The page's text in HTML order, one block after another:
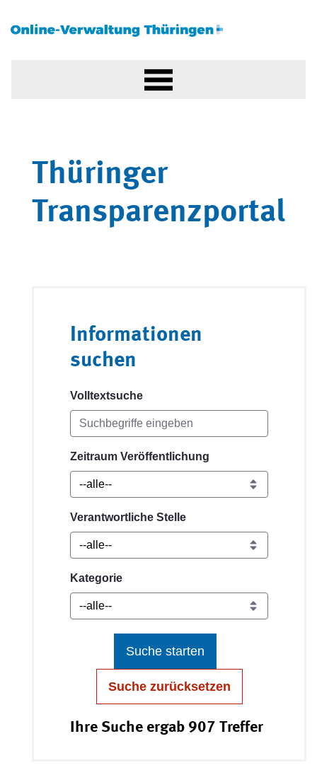
Thüringer
Transparenzportal
Informationen
suchen
Volltextsuche
Zeitraum Veröffentlichung
Verantwortliche Stelle
Kategorie
Suche starten
Suche zurücksetzen
Ihre Suche ergab 907 Treffer